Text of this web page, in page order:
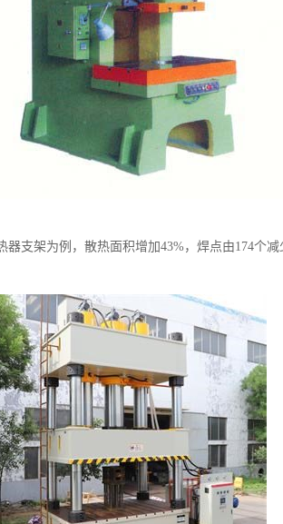
支架为例，散热面积增加43%，焊点由174个